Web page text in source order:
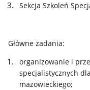
Sekcja Szkoleń
Główne zadania:
organizowanie i
specjalistycznych
mazowieckiego;